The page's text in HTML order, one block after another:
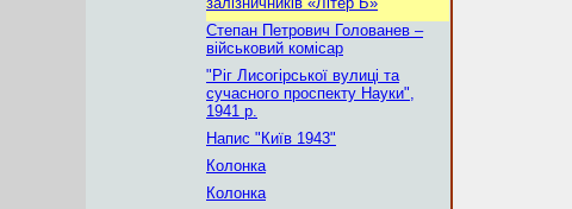
Степан Петрович Голованев –
військовий комісар
"Ріг Лисогірської вулиці та
сучасного проспекту Науки",
1941 р.
Напис "Київ 1943"
Колонка
Колонка